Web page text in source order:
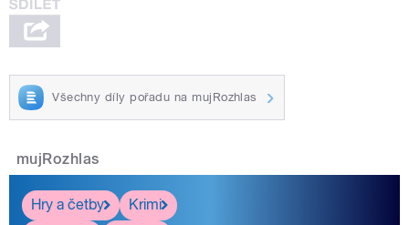
Všechny díly pořadu na mujRozhlas
mujRozhlas
Hry a četby
Krimi